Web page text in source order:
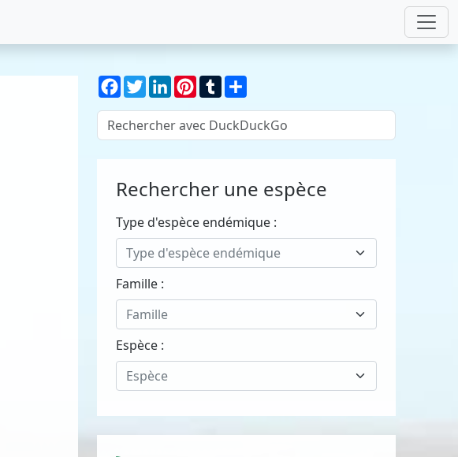
Facebook
TwitterLinkedInPinterest
TumblrPartager
Rechercher une espèce
Type d'espèce endémique :
Type d'espèce endémique
Famille :
Famille
Espèce :
Espèce